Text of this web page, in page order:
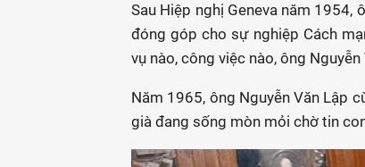
Sau Hiệp nghị Geneva năm 1954,
đóng góp cho sự nghiệp Cách
vụ nào, công việc nào, ông
Năm 1965, ông Nguyễn Văn Lập
già đang sống mòn mỏi chờ tin